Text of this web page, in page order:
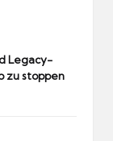
Legacy-
zu stoppen